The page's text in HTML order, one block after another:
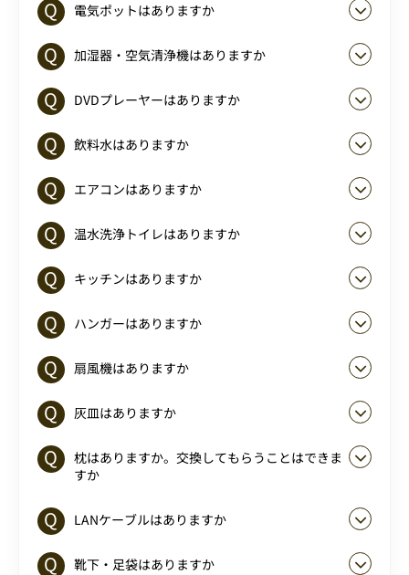
電気ポットはありますか
加湿器・空気清浄機はありますか
DVDプレーヤーはありますか
飲料水はありますか
エアコンはありますか
温水洗浄トイレはありますか
キッチンはありますか
ハンガーはありますか
扇風機はありますか
灰皿はありますか
枕はありますか。交換してもらうことはできま
すか
LANケーブルはありますか
靴下・足袋はありますか